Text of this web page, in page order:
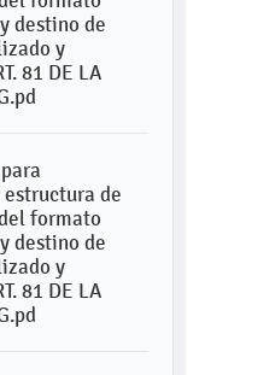
destino de
y
81 DE LA
de
formato
destino de
y
81 DE LA